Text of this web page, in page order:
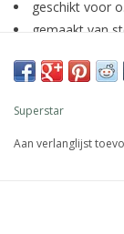
geschikt voor
gemaakt van
Superstar
Aan verlanglijst